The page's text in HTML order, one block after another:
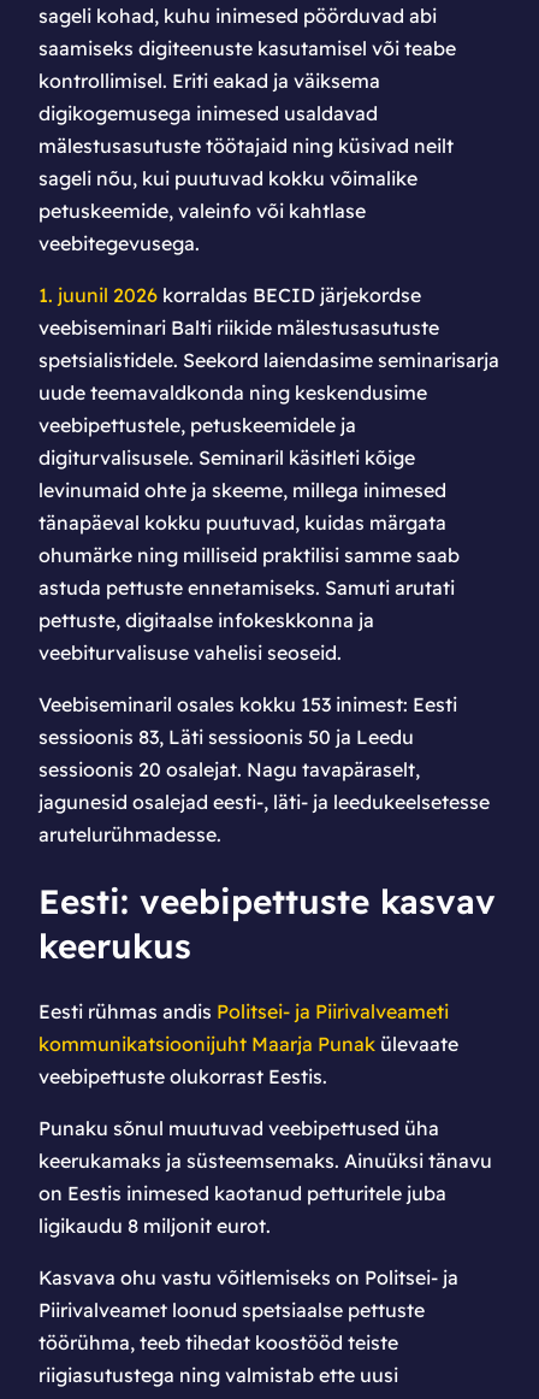
sageli kohad, kuhu inimesed pöörduvad abi
saamiseks digiteenuste kasutamisel või teabe
kontrollimisel. Eriti eakad ja väiksema
digikogemusega inimesed usaldavad
mälestusasutuste töötajaid ning küsivad neilt
sageli nõu, kui puutuvad kokku võimalike
petuskeemide, valeinfo või kahtlase
veebitegevusega.
1. juunil 2026 korraldas BECID järjekordse
veebiseminari Balti riikide mälestusasutuste
spetsialistidele. Seekord laiendasime seminarisarja
uude teemavaldkonda ning keskendusime
veebipettustele, petuskeemidele ja
digiturvalisusele. Seminaril käsitleti kõige
levinumaid ohte ja skeeme, millega inimesed
tänapäeval kokku puutuvad, kuidas märgata
ohumärke ning milliseid praktilisi samme saab
astuda pettuste ennetamiseks. Samuti arutati
pettuste, digitaalse infokeskkonna ja
veebiturvalisuse vahelisi seoseid.
Veebiseminaril osales kokku 153 inimest: Eesti
sessioonis 83, Läti sessioonis 50 ja Leedu
sessioonis 20 osalejat. Nagu tavapäraselt,
jagunesid osalejad eesti-, läti- ja leedukeelsetesse
arutelurühmadesse.
Eesti: veebipettuste kasvav
keerukus
Eesti rühmas andis Politsei- ja Piirivalveameti
kommunikatsioonijuht Maarja Punak ülevaate
veebipettuste olukorrast Eestis.
Punaku sõnul muutuvad veebipettused üha
keerukamaks ja süsteemsemaks. Ainuüksi tänavu
on Eestis inimesed kaotanud petturitele juba
ligikaudu 8 miljonit eurot.
Kasvava ohu vastu võitlemiseks on Politsei- ja
Piirivalveamet loonud spetsiaalse pettuste
töörühma, teeb tihedat koostööd teiste
riigiasutustega ning valmistab ette uusi